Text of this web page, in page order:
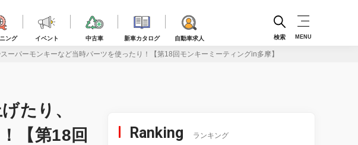
ング イベント 中古車 新車カタログ 自動車求人 検索 MENU
パーモンキーなど当時パーツを使ったり！【第18回モンキーミーティングin多摩】
たり、
【第18回
Ranking ランキング